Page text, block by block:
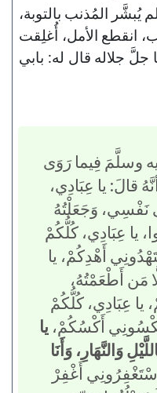
يُبشَّر المُذنب بالتوبة،
انقطع الأمل، أُغلِقت
جلَّ جلاله قال له: بابي
وسلَّمَ فِيما رَوَى
قالَ: يا عِبَادِي،
وَجَعَلْتُهُ
يا عِبَادِي، كُلُّكُمْ
أَهْدِكُمْ، يا
مَن أَطْعَمْتُهُ،
عِبَادِي، كُلُّكُمْ
أَكْسُكُمْ، يا
وَالنَّهَارِ، وَأَنَا
أَغْفِرْ